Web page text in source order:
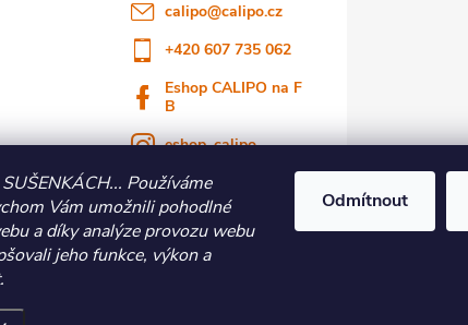
Používáme
Vám umožnili pohodlné
a díky analýze provozu webu
jeho funkce, výkon a
Odmítnout
calipo@calipo.cz
+420 607 735 062
Eshop CALIPO na F
B
eshop_calipo
Youtube CALIPO